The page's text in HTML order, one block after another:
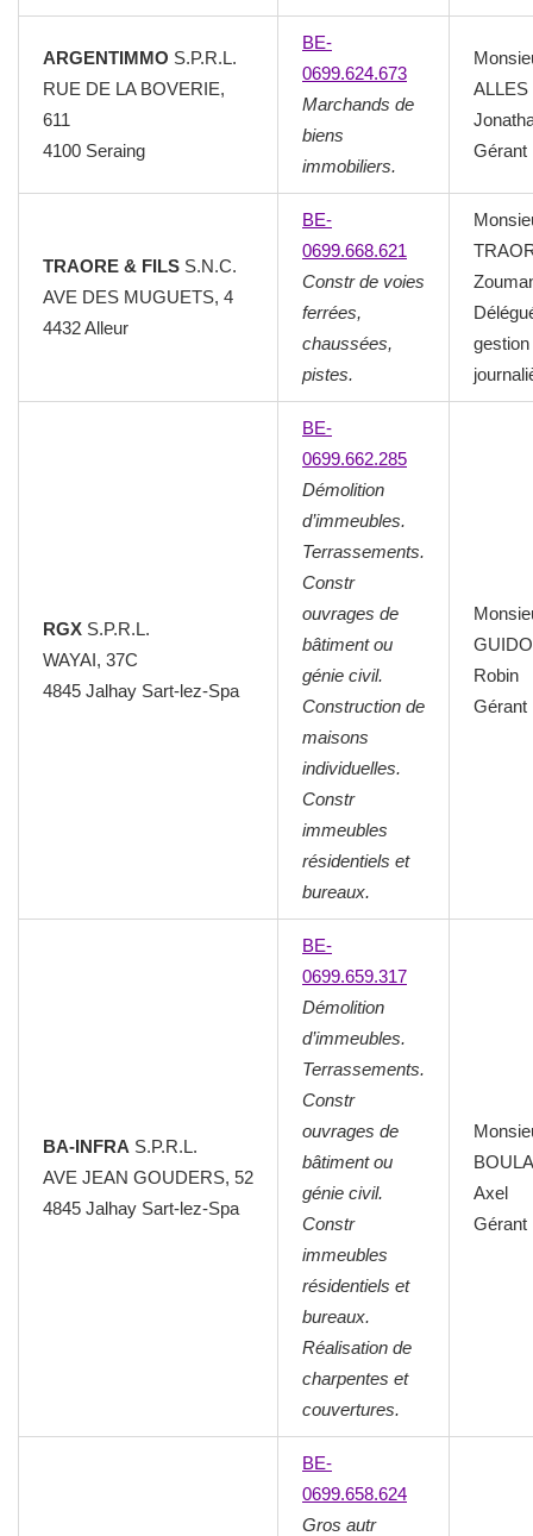
ARGENTIMMO S.P.R.L.
RUE DE LA BOVERIE,
611
4100 Seraing
BE-
0699.624.673
Marchands de
biens
immobiliers.
ALLES
Gérant
TRAORE & FILS S.N.C.
AVE DES MUGUETS, 4
4432 Alleur
BE-
0699.668.621
Constr de voies
ferrées,
chaussées,
pistes.
gestion
RGX S.P.R.L.
WAYAI, 37C
4845 Jalhay Sart-lez-Spa
BE-
0699.662.285
Démolition
d’immeubles.
Terrassements.
Constr
ouvrages de
bâtiment ou
génie civil.
Construction de
maisons
individuelles.
Constr
immeubles
résidentiels et
bureaux.
Robin
Gérant
BA-INFRA S.P.R.L.
AVE JEAN GOUDERS, 52
4845 Jalhay Sart-lez-Spa
BE-
0699.659.317
Démolition
d’immeubles.
Terrassements.
Constr
ouvrages de
bâtiment ou
génie civil.
Constr
immeubles
résidentiels et
bureaux.
Réalisation de
charpentes et
couvertures.
Axel
Gérant
BE-
0699.658.624
Gros autr